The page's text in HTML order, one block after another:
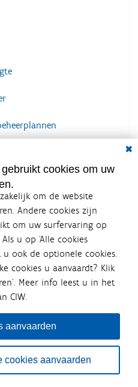
cookies om uw
om de website
Andere cookies zijn
om uw surfervaring op
u op ‘Alle cookies
u ook de optionele cookies.
cookies u aanvaardt? Klik
Meer info leest u in het
CIW.
aanvaarden
cookies aanvaarden
is een
Integraal
(CIW) is een
betrokken zijn. Ook
overleg. Deze
en
en waterbeheer